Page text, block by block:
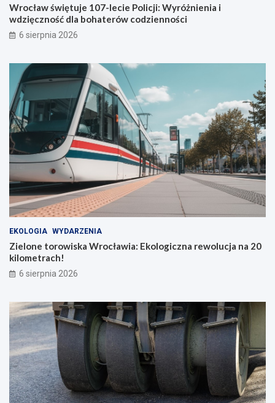
i
u
Wrocław świętuje 107-lecie Policji: Wyróżnienia i
wdzięczność dla bohaterów codzienności
6 sierpnia 2026
EKOLOGIA WYDARZENIA
Zielone torowiska Wrocławia: Ekologiczna rewolucja na 20
kilometrach!
6 sierpnia 2026